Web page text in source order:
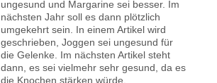
ungesund und Margarine sei besser. Im
nächsten Jahr soll es dann plötzlich
umgekehrt sein. In einem Artikel wird
geschrieben, Joggen sei ungesund für
die Gelenke. Im nächsten Artikel steht
dann, es sei vielmehr sehr gesund, da es
die Knochen stärken würde.